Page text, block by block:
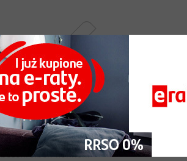
Fünf Schlüsselbegriffe, die die Natur
höchste Qualität unserer Produkte, wir
perfektioniert, wir versuchen, in dem,
an, wir erweitern ständig den Umfang
neuere Lösungen, denn der zufriedene
Wir verleihen Innenräumen einen
richtigen Akzent, der ihn auszeichnet und
kann, während Dappi-Paneele zeitlos
jeweiligen Paneels ist für uns wichtig,
beschreiben können.